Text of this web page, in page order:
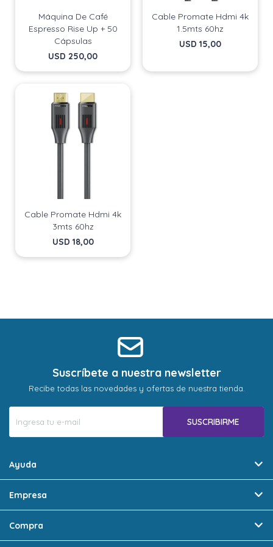
Máquina De Café
Espresso Rise Up + 50
Cápsulas
USD 250,00
Cable Promate Hdmi 4k
1.5mts 60hz
USD 15,00
Cable Promate Hdmi 4k
3mts 60hz
USD 18,00
Suscríbete a nuestra newsletter
Recibe todas las novedades y ofertas de nuestra tienda.
SUSCRIBIRME
Ayuda
Empresa
Compra
Día
Continuar
* sujeto a aprobación crediticia. El monto disponible
puede variar por comercio
Día
Continuar
* sujeto a aprobación crediticia. El monto disponible
puede variar por comercio